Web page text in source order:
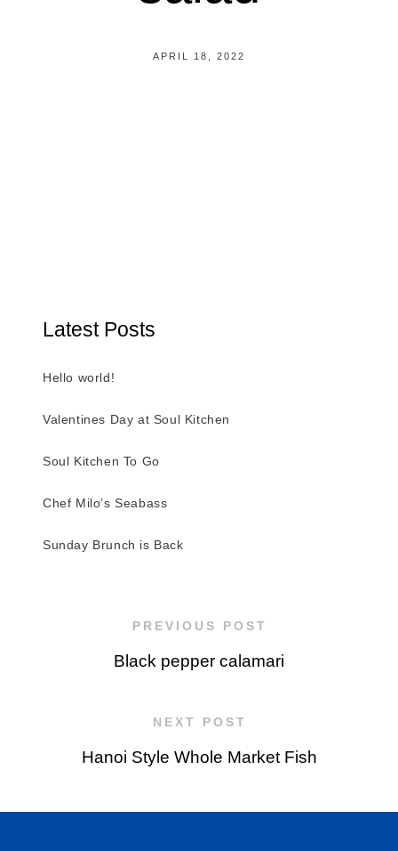
APRIL 18, 2022
Latest Posts
Hello world!
Valentines Day at Soul Kitchen
Soul Kitchen To Go
Chef Milo’s Seabass
Sunday Brunch is Back
PREVIOUS POST
Black pepper calamari
NEXT POST
Hanoi Style Whole Market Fish